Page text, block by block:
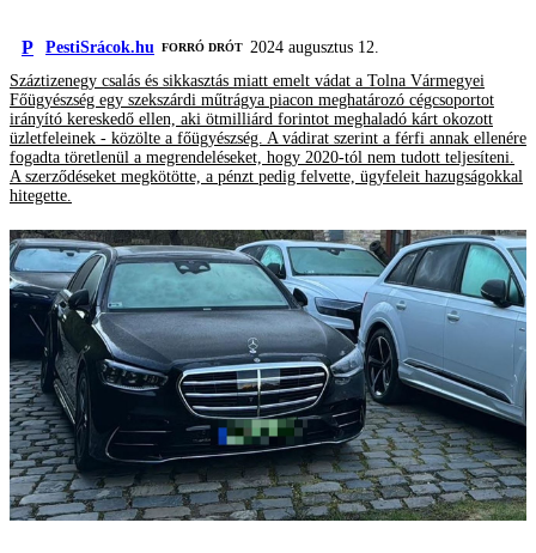
P PestiSrácok.hu FORRÓ DRÓT
2024 augusztus 12.
Száztizenegy csalás és sikkasztás miatt emelt vádat a Tolna Vármegyei
Főügyészség egy szekszárdi műtrágya piacon meghatározó cégcsoportot
irányító kereskedő ellen, aki ötmilliárd forintot meghaladó kárt okozott
üzletfeleinek - közölte a főügyészség. A vádirat szerint a férfi annak ellenére
fogadta töretlenül a megrendeléseket, hogy 2020-tól nem tudott teljesíteni.
A szerződéseket megkötötte, a pénzt pedig felvette, ügyfeleit hazugságokkal
hitegette.